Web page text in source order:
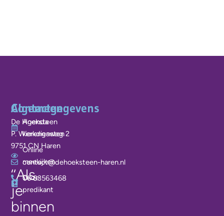
‘‘Als
je
binnen
Algemeen
Agenda
kerkdiensten
Online
meekijken
Onze
predikant
Contactgegevens
De Hoeksteen
P. Wierengaweg 2
9751 CN Haren
contact@dehoeksteen-haren.nl
06 83563468